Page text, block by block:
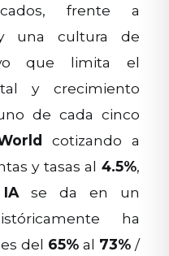
frente a
una cultura de
que limita el
y crecimiento
de cada cinco
cotizando a
y tasas al 4.5%,
IAse da en un
ha
del 65%al 73%/